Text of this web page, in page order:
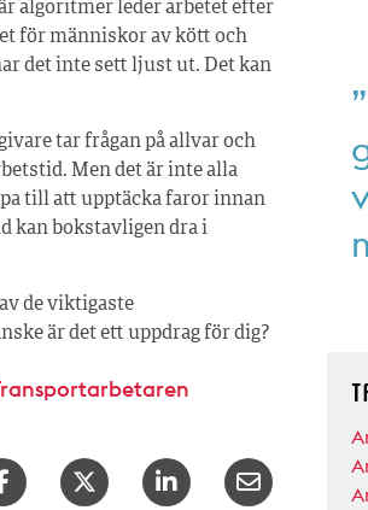
algoritmer leder arbetet efter
för människor av kött och
det inte sett ljust ut. Det kan
tar frågan på allvar och
Men det är inte alla
till att upptäcka faror innan
kan bokstavligen dra i
de viktigaste
är det ett uppdrag för dig?